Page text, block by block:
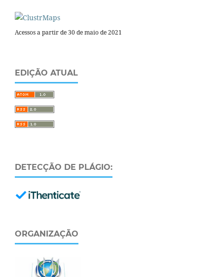
Acessos a partir de 30 de maio de 2021
EDIÇÃO ATUAL
DETECÇÃO DE PLÁGIO:
ORGANIZAÇÃO